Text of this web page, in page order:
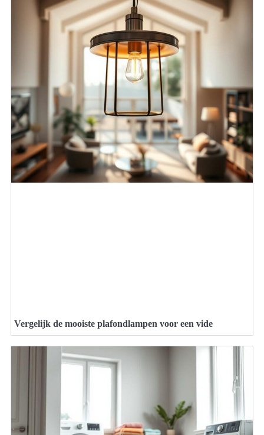
Vergelijk de mooiste plafondlampen voor een vide